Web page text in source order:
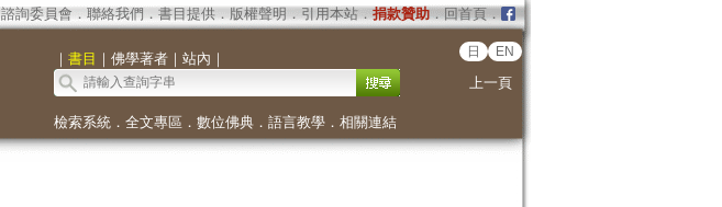
諮詢委員會． 聯絡我們 ． 書目提供． 版權聲明 ． 引用本站． 捐款贊助．回首頁．
｜ 書目 ｜ 佛學著者｜ 站內 ｜ 日 EN
上一頁
檢索系統． 全文專區 ． 數位佛典． 語言教學． 相關連結